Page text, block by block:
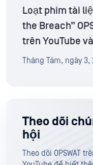
Loạt phim tài
the Breach”
trên YouTube
Tháng Tám, ngày 3,
Theo dõi
hội
Theo dõi OPSWAT